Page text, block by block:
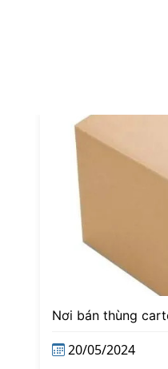
Nơi bán thùng
20/05/2024